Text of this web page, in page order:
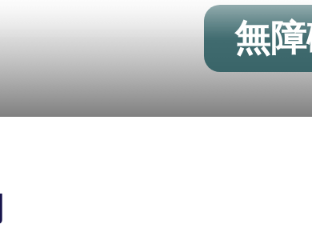
無